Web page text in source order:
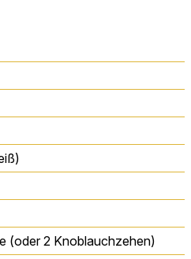
(oder 2 Knoblauchzehen)